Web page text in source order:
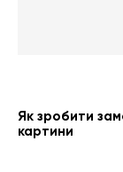
Як зробити
картини